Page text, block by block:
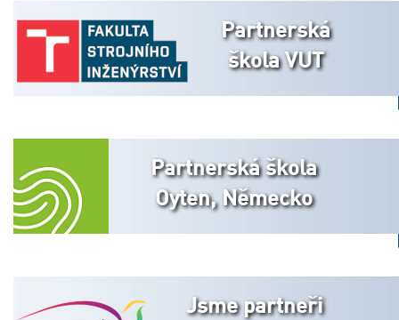
Partnerská
škola VUT
Partnerská škola
Oyten, Německo
Jsme partneři